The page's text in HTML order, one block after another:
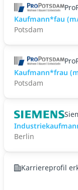
Kaufmann*fau
Potsdam
Kaufmann*frau
Potsdam
Berlin
Karriereprofil